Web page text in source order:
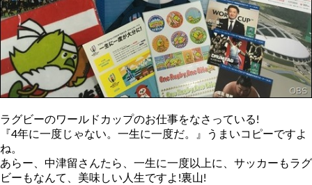
ラグビーのワールドカップのお仕事をなさっている!
『4年に一度じゃない。一生に一度だ。』うまいコピーですよ
ね。
あらー、中津留さんたら、一生に一度以上に、サッカーもラグ
ビーもなんて、美味しい人生ですよ!裏山!